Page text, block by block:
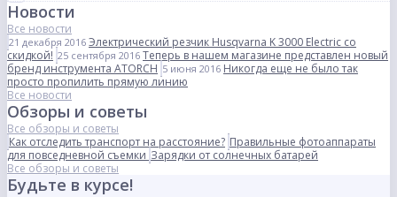
Новости
Все новости
21 декабря 2016 Электрический резчик Husqvarna K 3000 Electric со
скидкой! 25 сентября 2016 Теперь в нашем магазине представлен новый
бренд инструмента ATORCH 5 июня 2016 Никогда еще не было так
просто пропилить прямую линию
Все новости
Обзоры и советы
Все обзоры и советы
Как отследить транспорт на расстояние? Правильные фотоаппараты
для повседневной съемки Зарядки от солнечных батарей
Все обзоры и советы
Будьте в курсе!